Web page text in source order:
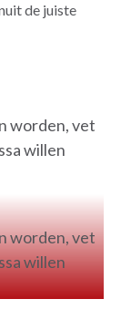
de juiste
worden, vet
willen
worden, vet
willen